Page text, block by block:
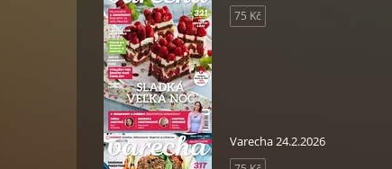
75 Kč
Varecha 24.2.2026